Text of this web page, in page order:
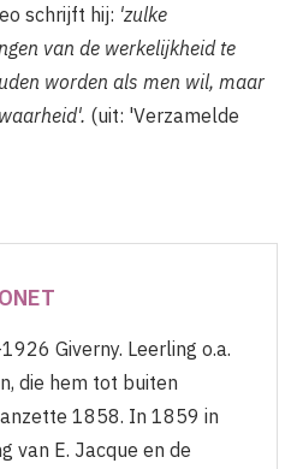
schrijft hij: 'zulke
van de werkelijkheid te
worden als men wil, maar
(uit: 'Verzamelde
Giverny. Leerling o.a.
die hem tot buiten
1858. In 1859 in
van E. Jacque en de